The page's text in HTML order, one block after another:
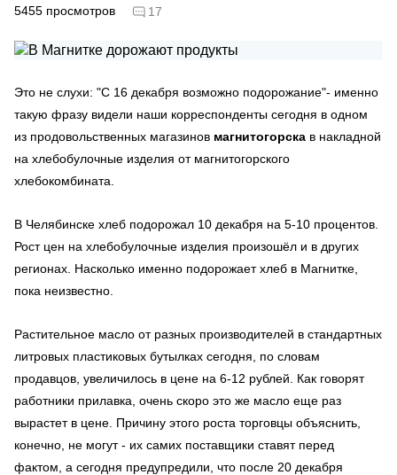
5455 просмотров 17
Это не слухи: "C 16 декабря возможно подорожание"- именно
такую фразу видели наши корреспонденты сегодня в одном
из продовольственных магазинов магнитогорска в накладной
на хлебобулочные изделия от магнитогорского
хлебокомбината.
В Челябинске хлеб подорожал 10 декабря на 5-10 процентов.
Рост цен на хлебобулочные изделия произошёл и в других
регионах. Насколько именно подорожает хлеб в Магнитке,
пока неизвестно.
Растительное масло от разных производителей в стандартных
литровых пластиковых бутылках сегодня, по словам
продавцов, увеличилось в цене на 6-12 рублей. Как говорят
работники прилавка, очень скоро это же масло еще раз
вырастет в цене. Причину этого роста торговцы объяснить,
конечно, не могут - их самих поставщики ставят перед
фактом, а сегодня предупредили, что после 20 декабря